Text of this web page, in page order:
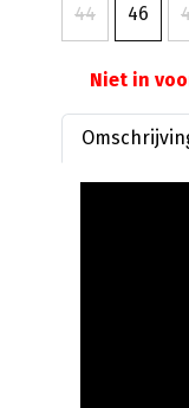
44 46
Niet in